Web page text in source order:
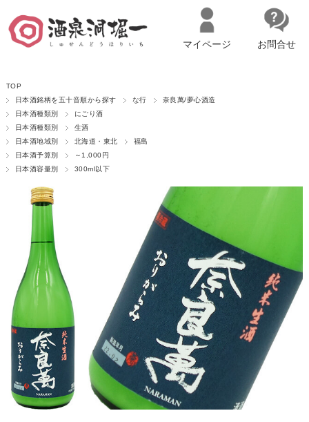
マイページへログイン
マイページ お問合せ
TOP
日本酒銘柄を五十音順から探す
な行
奈良萬/夢心酒造
日本酒種類別
にごり酒
日本酒種類別
生酒
日本酒地域別
北海道・東北
福島
日本酒予算別
～1,000円
日本酒容量別
300ml以下